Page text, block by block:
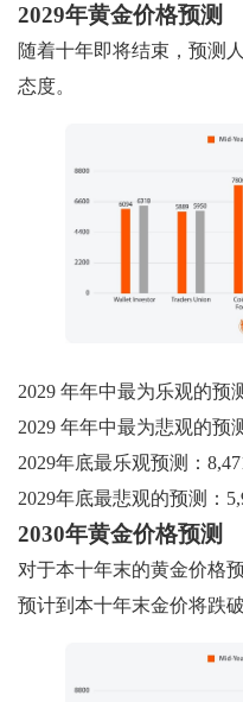
2029年黄金价格预测
随着十年即将结束，预测
态度。
2029 年年中最为乐观的预
2029 年年中最为悲观的预
2029年底最乐观预测：
2029年底最悲观的预测：
2030年黄金价格预测
对于本十年末的黄金价格
预计到本十年末金价将跌